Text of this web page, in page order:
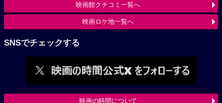
映画館クチコミ一覧へ
映画ロケ地一覧へ
SNSでチェックする
映画の時間について